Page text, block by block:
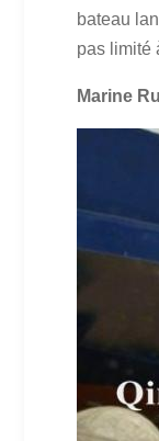
bateau
pas limité
Marine